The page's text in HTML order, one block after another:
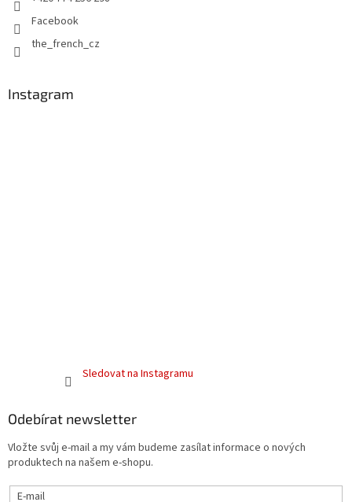
Facebook
the_french_cz
Instagram
Sledovat na Instagramu
Odebírat newsletter
Vložte svůj e-mail a my vám budeme zasílat informace o nových
produktech na našem e-shopu.
E-mail